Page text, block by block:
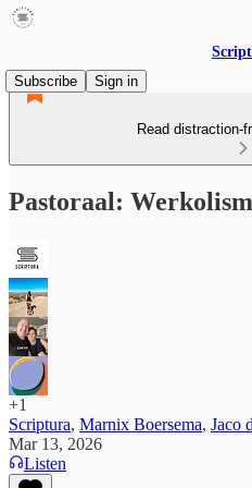
Subscribe
Sign in
Read distraction-
Pastoraal:
+1
Scriptura, Marnix Boersema, Jaco
Mar 13, 2026
Listen